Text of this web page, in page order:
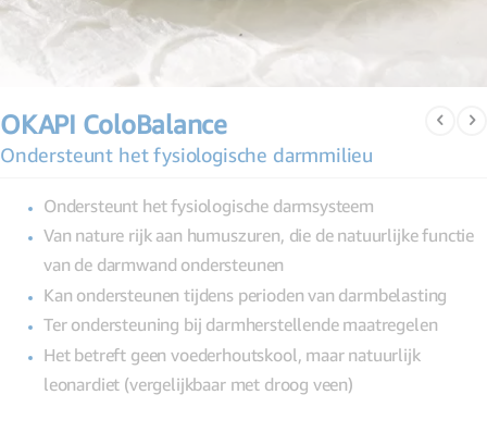
het
begin
van
OKAPI ColoBalance
Ondersteunt het fysiologische darmmilieu
Ondersteunt het fysiologische darmsysteem
Van nature rijk aan humuszuren, die de natuurlijke functie
van de darmwand ondersteunen
Kan ondersteunen tijdens perioden van darmbelasting
Ter ondersteuning bij darmherstellende maatregelen
Het betreft geen voederhoutskool, maar natuurlijk
leonardiet (vergelijkbaar met droog veen)